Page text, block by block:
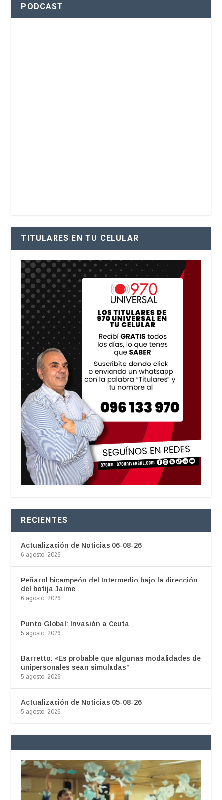
PODCAST
TITULARES EN TU CELULAR
RECIENTES
Actualización de Noticias 06-08-26
6 agosto, 2026
Peñarol bicampeón del Intermedio bajo la dirección
del botija Jaime
6 agosto, 2026
Punto Global: Invasión a Ceuta
5 agosto, 2026
Barretto: «Es probable que algunas modalidades de
unipersonales sean simuladas”
5 agosto, 2026
Actualización de Noticias 05-08-26
5 agosto, 2026